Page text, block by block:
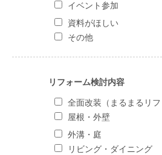
イベント参加
資料がほしい
その他
リフォーム検討内容
全面改装（まるまるリフ
屋根・外壁
外溝・庭
リビング・ダイニング